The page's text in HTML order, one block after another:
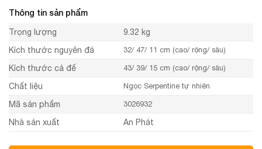
Thông tin sản phẩm
Trọng lượng
9.32 kg
Kích thước nguyên đá
32/ 47/ 11 cm (cao/ rộng/ sâu)
Kích thước cả đế 43/ 39/ 15 cm (cao/ rộng/ sâu)
Chất liệu Ngọc Serpentine tự nhiên
Mã sản phẩm 3026932
Nhà sản xuất An Phát